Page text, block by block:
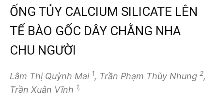
ỐNG TỦY CALCIUM SILICATE LÊN
TẾ BÀO GỐC DÂY CHẰNG NHA
CHU NGƯỜI
Lâm Thị Quỳnh Mai 1, Trần Phạm Thùy Nhung 2,
Trần Xuân Vĩnh 1,